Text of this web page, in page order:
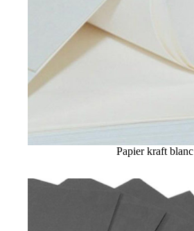
Papier kraft blanc